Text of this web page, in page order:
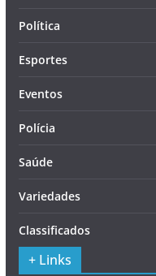
Política
Esportes
Eventos
Polícia
Saúde
Variedades
Classificados
+ Links